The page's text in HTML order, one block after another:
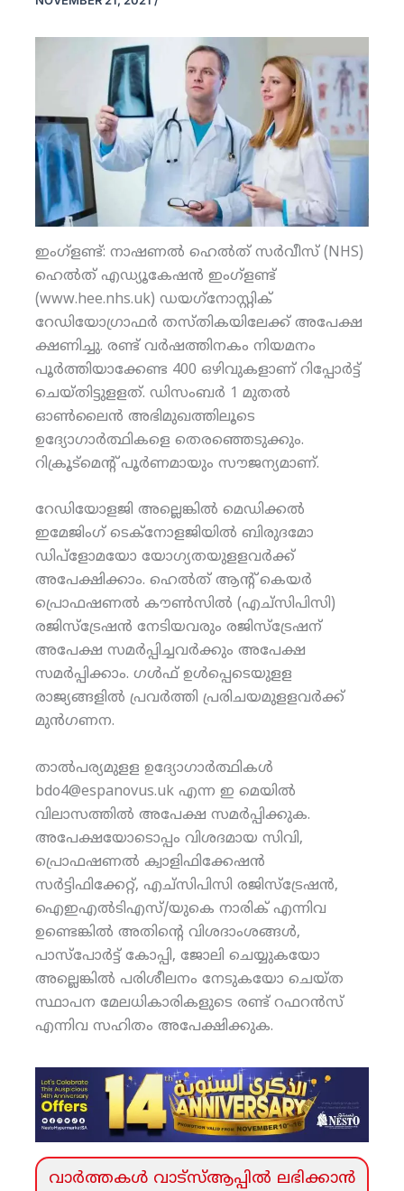
ഇംഗ്‌ളണ്ട്: നാഷണല്‍ ഹെല്‍ത് സര്‍വീസ് (NHS)
ഹെല്‍ത് എഡ്യൂകേഷന്‍ ഇംഗ്‌ളണ്ട്
(www.hee.nhs.uk) ഡയഗ്‌നോസ്റ്റിക്
റേഡിയോഗ്രാഫര്‍ തസ്തികയിലേക്ക് അപേക്ഷ
ക്ഷണിച്ചു. രണ്ട് വര്‍ഷത്തിനകം നിയമനം
പൂര്‍ത്തിയാക്കേണ്ട 400 ഒഴിവുകളാണ് റിപ്പോര്‍ട്ട്
ചെയ്തിട്ടുളളത്. ഡിസംബര്‍ 1 മുതല്‍
ഓണ്‍ലൈന്‍ അഭിമുഖത്തിലൂടെ
ഉദ്യോഗാര്‍ത്ഥികളെ തെരഞ്ഞെടുക്കും.
റിക്രൂട്‌മെന്റ് പൂര്‍ണമായും സൗജന്യമാണ്.
റേഡിയോളജി അല്ലെങ്കില്‍ മെഡിക്കല്‍
ഇമേജിംഗ് ടെക്‌നോളജിയില്‍ ബിരുദമോ
ഡിപ്‌ളോമയോ യോഗ്യതയുളളവര്‍ക്ക്
അപേക്ഷിക്കാം. ഹെല്‍ത് ആന്റ് കെയര്‍
പ്രൊഫഷണല്‍ കൗണ്‍സില്‍ (എച്‌സിപിസി)
രജിസ്‌ട്രേഷന്‍ നേടിയവരും രജിസ്‌ട്രേഷന്
അപേക്ഷ സമര്‍പ്പിച്ചവര്‍ക്കും അപേക്ഷ
സമര്‍പ്പിക്കാം. ഗള്‍ഫ് ഉള്‍പ്പെടെയുളള
രാജ്യങ്ങളില്‍ പ്രവര്‍ത്തി പ്രരിചയമുളളവര്‍ക്ക്
മുന്‍ഗണന.
താല്‍പര്യമുളള ഉദ്യോഗാര്‍ത്ഥികള്‍
bdo4@espanovus.uk എന്ന ഇ മെയില്‍
വിലാസത്തില്‍ അപേക്ഷ സമര്‍പ്പിക്കുക.
അപേക്ഷയോടൊപ്പം വിശദമായ സിവി,
പ്രൊഫഷണല്‍ ക്വാളിഫിക്കേഷന്‍
സര്‍ട്ടിഫിക്കേറ്റ്, എച്‌സിപിസി രജിസ്‌ട്രേഷന്‍,
ഐഇഎല്‍ടിഎസ്/യുകെ നാരിക് എന്നിവ
ഉണ്ടെങ്കില്‍ അതിന്റെ വിശദാംശങ്ങള്‍,
പാസ്‌പോര്‍ട്ട് കോപ്പി, ജോലി ചെയ്യുകയോ
അല്ലെങ്കില്‍ പരിശീലനം നേടുകയോ ചെയ്ത
സ്ഥാപന മേലധികാരികളുടെ രണ്ട് റഫറന്‍സ്
എന്നിവ സഹിതം അപേക്ഷിക്കുക.
വാര്‍ത്തകള്‍ വാട്‌സ്‌ആപ്പില്‍ ലഭിക്കാന്‍